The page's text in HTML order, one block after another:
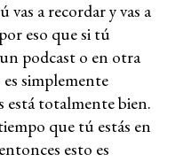
vas a recordar y vas a
eso que si tú
podcast o en otra
simplemente
está totalmente bien.
que tú estás en
esto es